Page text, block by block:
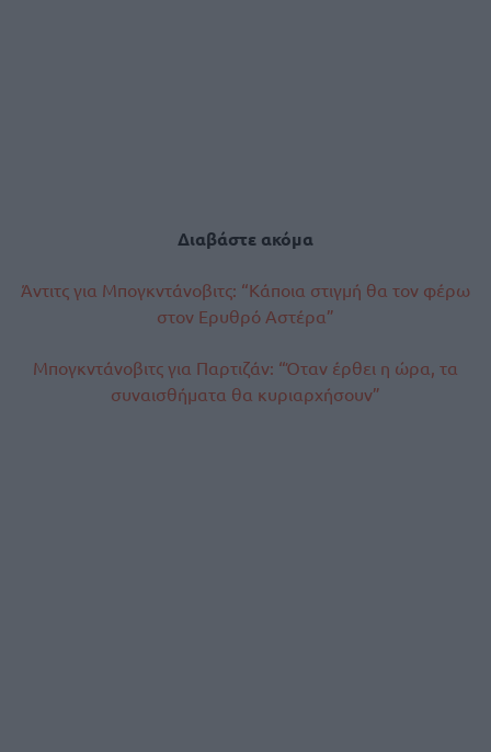
Διαβάστε ακόμα
Άντιτς για Μπογκντάνοβιτς: “Κάποια στιγμή θα τον φέρω
στον Ερυθρό Αστέρα”
Μπογκντάνοβιτς για Παρτιζάν: “Όταν έρθει η ώρα, τα
συναισθήματα θα κυριαρχήσουν”